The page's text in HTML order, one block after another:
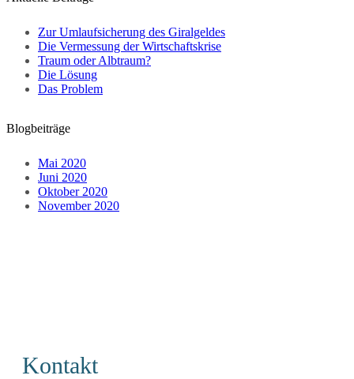
Zur Umlaufsicherung des Giralgeldes
Die Vermessung der Wirtschaftskrise
Traum oder Albtraum?
Die Lösung
Das Problem
Blogbeiträge
Mai 2020
Juni 2020
Oktober 2020
November 2020
Kontakt